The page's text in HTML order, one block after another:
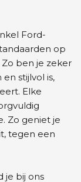
Ford-
op
ben je zeker
stijlvol is,
Elke
Zo geniet je
tegen een
je bij ons